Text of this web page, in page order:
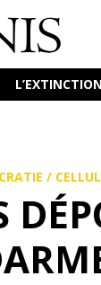
L’EXTINCTION
/